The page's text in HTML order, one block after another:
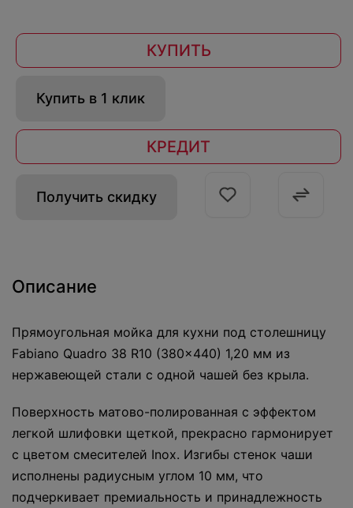
КУПИТЬ
Купить в 1 клик
КРЕДИТ
Получить скидку
Описание
Прямоугольная мойка для кухни под столешницу
Fabiano Quadro 38 R10 (380x440) 1,20 мм из
нержавеющей стали с одной чашей без крыла.
Поверхность матово-полированная с эффектом
легкой шлифовки щеткой, прекрасно гармонирует
с цветом смесителей Inox. Изгибы стенок чаши
исполнены радиусным углом 10 мм, что
подчеркивает премиальность и принадлежность